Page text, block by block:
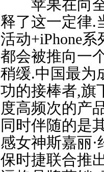
苹果在向全
释了这一定律.
活动+iPhone
都会被推向一
稍缓.中国最
功的接棒者,旗
度高频次的产
同时伴随的是
感女神斯嘉丽
保时捷联合推